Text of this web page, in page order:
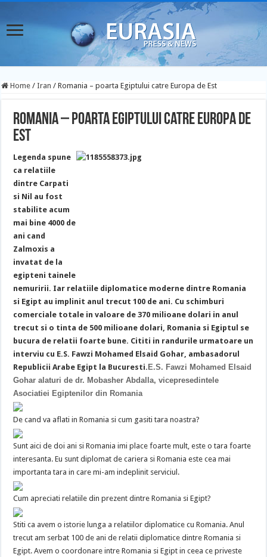
Home / Iran / Romania – poarta Egiptului catre Europa de Est
Romania – poarta Egiptului catre Europa de
Est
Legenda spune
ca relatiile
dintre Carpati
si Nil au fost
stabilite acum
mai bine 4000 de
ani cand
Zalmoxis a
invatat de la
egipteni tainele
nemuririi. Iar relatiile diplomatice moderne dintre Romania
si Egipt au implinit anul trecut 100 de ani. Cu schimburi
comerciale totale in valoare de 370 milioane dolari in anul
trecut si o tinta de 500 milioane dolari, Romania si Egiptul se
bucura de relatii foarte bune. Cititi in randurile urmatoare un
interviu cu E.S. Fawzi Mohamed Elsaid Gohar, ambasadorul
Republicii Arabe Egipt la Bucuresti. E.S. Fawzi Mohamed Elsaid
Gohar alaturi de dr. Mobasher Abdalla, vicepresedintele
Asociatiei Egiptenilor din Romania
De cand va aflati in Romania si cum gasiti tara noastra?
Sunt aici de doi ani si Romania imi place foarte mult, este o tara foarte
interesanta. Eu sunt diplomat de cariera si Romania este cea mai
importanta tara in care mi-am indeplinit serviciul.
Cum apreciati relatiile din prezent dintre Romania si Egipt?
Stiti ca avem o istorie lunga a relatiilor diplomatice cu Romania. Anul
trecut am serbat 100 de ani de relatii diplomatice dintre Romania si
Egipt. Avem o coordonare intre Romania si Egipt in ceea ce priveste